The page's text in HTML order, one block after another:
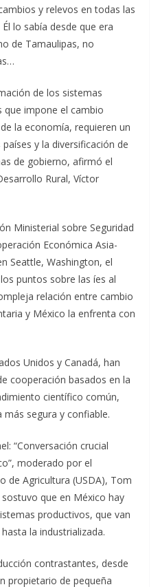
y relevos en todas las
lo sabía desde que era
de Tamaulipas, no
de los sistemas
impone el cambio
la economía, requieren un
y la diversificación de
de gobierno, afirmó el
Rural, Víctor
Ministerial sobre Seguridad
Económica Asia-
Seattle, Washington, el
puntos sobre las íes al
relación entre cambio
y México la enfrenta con
Unidos y Canadá, han
cooperación basados en la
científico común,
más segura y confiable.
“Conversación crucial
moderado por el
de Agricultura (USDA), Tom
que en México hay
productivos, que van
la industrializada.
contrastantes, desde
propietario de pequeña